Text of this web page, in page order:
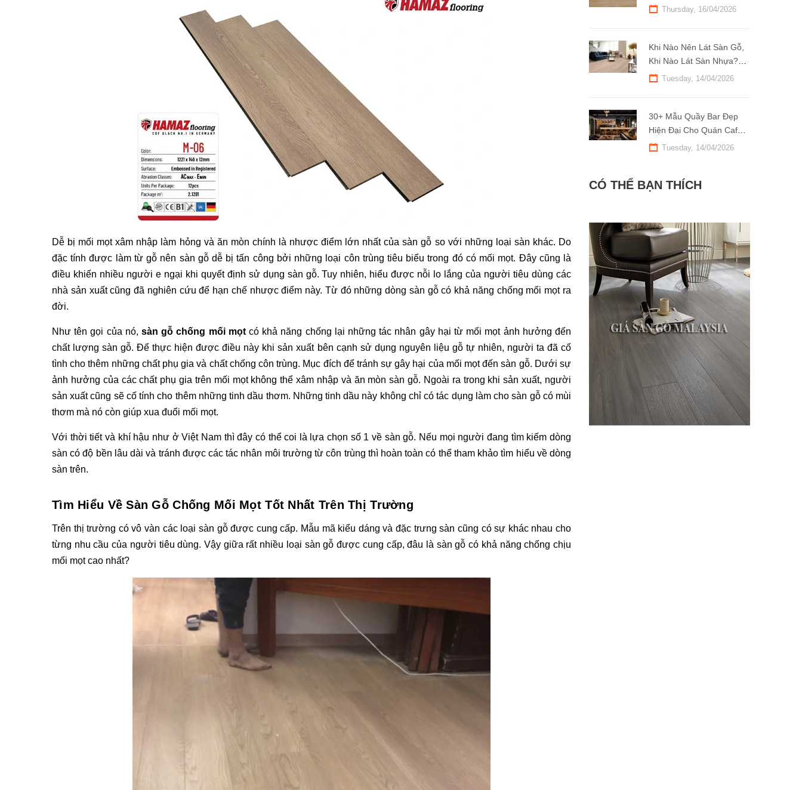
Dễ bị mối mọt xâm nhập làm hỏng và ăn mòn chính là nhược điểm lớn nhất của sàn gỗ so với những loại sàn khác. Do
đặc tính được làm từ gỗ nên sàn gỗ dễ bị tấn công bởi những loại côn trùng tiêu biểu trong đó có mối mọt. Đây cũng là
điều khiến nhiều người e ngại khi quyết định sử dụng sàn gỗ. Tuy nhiên, hiểu được nỗi lo lắng của người tiêu dùng các
nhà sản xuất cũng đã nghiên cứu để hạn chế nhược điểm này. Từ đó những dòng sàn gỗ có khả năng chống mối mọt ra
đời.
Như tên gọi của nó, sàn gỗ chống mối mọt có khả năng chống lại những tác nhân gây hại từ mối mọt ảnh hưởng đến
chất lượng sàn gỗ. Để thực hiện được điều này khi sản xuất bên cạnh sử dụng nguyên liệu gỗ tự nhiên, người ta đã cố
tình cho thêm những chất phụ gia và chất chống côn trùng. Mục đích để tránh sự gây hại của mối mọt đến sàn gỗ. Dưới sự
ảnh hưởng của các chất phụ gia trên mối mọt không thể xâm nhập và ăn mòn sàn gỗ. Ngoài ra trong khi sản xuất, người
sản xuất cũng sẽ cố tính cho thêm những tinh dầu thơm. Những tinh dầu này không chỉ có tác dụng làm cho sàn gỗ có mùi
thơm mà nó còn giúp xua đuổi mối mọt.
Với thời tiết và khí hậu như ở Việt Nam thì đây có thể coi là lựa chọn số 1 về sàn gỗ. Nếu mọi người đang tìm kiếm dòng
sàn có độ bền lâu dài và tránh được các tác nhân môi trường từ côn trùng thì hoàn toàn có thể tham khảo tìm hiểu về dòng
sàn trên.
Tìm Hiểu Về Sàn Gỗ Chống Mối Mọt Tốt Nhất Trên Thị Trường
Trên thị trường có vô vàn các loại sàn gỗ được cung cấp. Mẫu mã kiểu dáng và đặc trưng sàn cũng có sự khác nhau cho
từng nhu cầu của người tiêu dùng. Vậy giữa rất nhiều loại sàn gỗ được cung cấp, đâu là sàn gỗ có khả năng chống chịu
mối mọt cao nhất?
Bền Đẹp Cho Khí Hậu Việt
Thursday, 16/04/2026
Khi Nào Nên Lát Sàn Gỗ,
Khi Nào Lát Sàn Nhựa?
Tìm Hiểu Ngay!
Tuesday, 14/04/2026
30+ Mẫu Quầy Bar Đẹp
Hiện Đại Cho Quán Cafe
Thu Hút Mọi Ánh Nhìn
Tuesday, 14/04/2026
CÓ THỂ BẠN THÍCH